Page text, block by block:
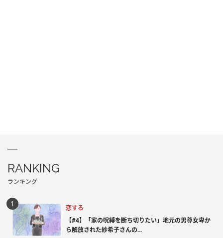
RANKING
ランキング
恋する
【#4】「家の呪縛を断ち切りたい」地元の男尊女卑か
ら解放された紗希子さんの...